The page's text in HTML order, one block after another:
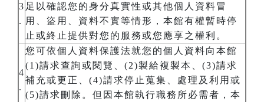
3
.
足以確認您的身分真實性或其他個人資料冒
用、盜用、資料不實等情形，本館有權暫時停
止或終止提供對您的服務或您應享之權利。
4
.
您可依個人資料保護法就您的個人資料向本館
(1)請求查詢或閱覽、(2)製給複製本、(3)請求
補充或更正、(4)請求停止蒐集、處理及利用或
(5)請求刪除。但因本館執行職務所必需者，本